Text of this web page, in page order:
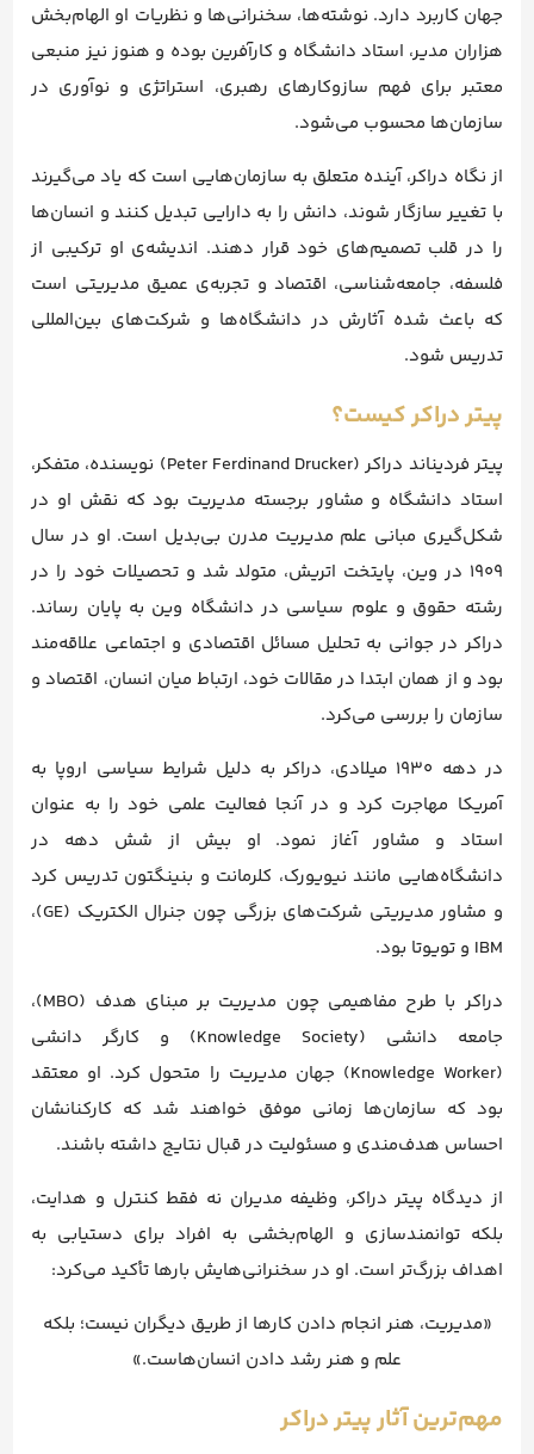
جهان کاربرد دارد. نوشته‌ها، سخنرانی‌ها و نظریات او الهام‌بخش
هزاران مدیر، استاد دانشگاه و کارآفرین بوده و هنوز نیز منبعی
معتبر برای فهم سازوکارهای رهبری، استراتژی و نوآوری در
سازمان‌ها محسوب می‌شود.
از نگاه دراکر، آینده متعلق به سازمان‌هایی است که یاد می‌گیرند
با تغییر سازگار شوند، دانش را به دارایی تبدیل کنند و انسان‌ها
را در قلب تصمیم‌های خود قرار دهند. اندیشه‌ی او ترکیبی از
فلسفه، جامعه‌شناسی، اقتصاد و تجربه‌ی عمیق مدیریتی است
که باعث شده آثارش در دانشگاه‌ها و شرکت‌های بین‌المللی
تدریس شود.
پیتر دراکر کیست؟
پیتر فردیناند دراکر (Peter Ferdinand Drucker) نویسنده، متفکر،
استاد دانشگاه و مشاور برجسته مدیریت بود که نقش او در
شکل‌گیری مبانی علم مدیریت مدرن بی‌بدیل است. او در سال
1909 در وین، پایتخت اتریش، متولد شد و تحصیلات خود را در
رشته حقوق و علوم سیاسی در دانشگاه وین به پایان رساند.
دراکر در جوانی به تحلیل مسائل اقتصادی و اجتماعی علاقه‌مند
بود و از همان ابتدا در مقالات خود، ارتباط میان انسان، اقتصاد و
سازمان را بررسی می‌کرد.
در دهه ۱۹۳۰ میلادی، دراکر به دلیل شرایط سیاسی اروپا به
آمریکا مهاجرت کرد و در آنجا فعالیت علمی خود را به عنوان
استاد و مشاور آغاز نمود. او بیش از شش دهه در
دانشگاه‌هایی مانند نیویورک، کلرمانت و بنینگتون تدریس کرد
و مشاور مدیریتی شرکت‌های بزرگی چون جنرال الکتریک (GE)،
IBM و تویوتا بود.
دراکر با طرح مفاهیمی چون مدیریت بر مبنای هدف (MBO)،
جامعه دانشی (Knowledge Society) و کارگر دانشی
(Knowledge Worker) جهان مدیریت را متحول کرد. او معتقد
بود که سازمان‌ها زمانی موفق خواهند شد که کارکنانشان
احساس هدف‌مندی و مسئولیت در قبال نتایج داشته باشند.
از دیدگاه پیتر دراکر، وظیفه مدیران نه فقط کنترل و هدایت،
بلکه توانمندسازی و الهام‌بخشی به افراد برای دستیابی به
اهداف بزرگ‌تر است. او در سخنرانی‌هایش بارها تأکید می‌کرد:
«مدیریت، هنر انجام دادن کارها از طریق دیگران نیست؛ بلکه
علم و هنر رشد دادن انسان‌هاست.»
مهم‌ترین آثار پیتر دراکر